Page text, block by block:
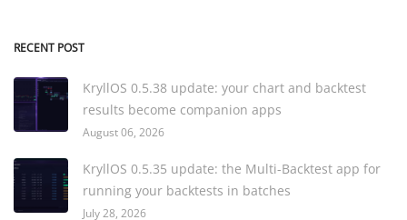
RECENT POST
KryllOS 0.5.38 update: your chart and backtest
results become companion apps
August 06, 2026
KryllOS 0.5.35 update: the Multi-Backtest app for
running your backtests in batches
July 28, 2026